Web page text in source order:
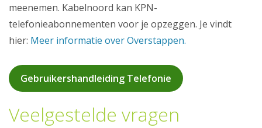
meenemen. Kabelnoord kan KPN-
telefonieabonnementen voor je opzeggen. Je vindt
hier: Meer informatie over Overstappen.
Gebruikershandleiding Telefonie
Veelgestelde vragen